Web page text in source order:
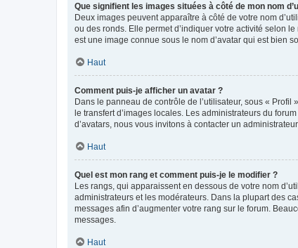
Que signifient les images situées à côté de mon nom
Deux images peuvent apparaître à côté de votre nom
ou des ronds. Elle permet d’indiquer votre activité selon
est une image connue sous le nom d’avatar qui est bien
Haut
Comment puis-je afficher un avatar ?
Dans le panneau de contrôle de l’utilisateur, sous «
le transfert d’images locales. Les administrateurs du
d’avatars, nous vous invitons à contacter un
Haut
Quel est mon rang et comment puis-je le modifier ?
Les rangs, qui apparaissent en dessous de votre nom
administrateurs et les modérateurs. Dans la plupart des
messages afin d’augmenter votre rang sur le forum.
messages.
Haut